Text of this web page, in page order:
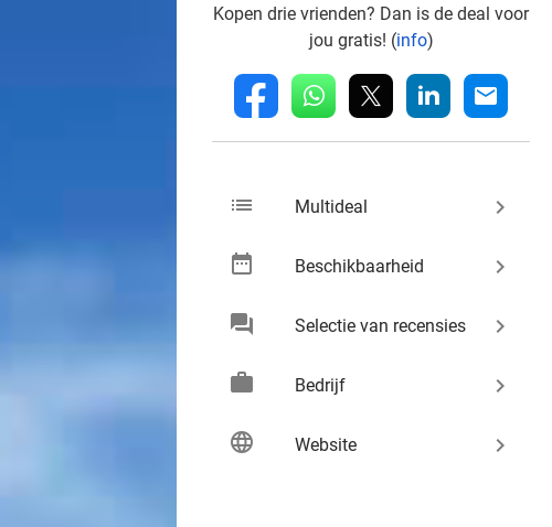
Kopen drie vrienden? Dan is de deal voor
jou gratis! (info)
fb whatsapp linkedin mail
list Multideal keyboard_arrow_right
date_range Beschikbaarheid keyboard_arrow_right
chat Selectie van recensies keyboard_arrow_right
work Bedrijf keyboard_arrow_right
language Website keyboard_arrow_right